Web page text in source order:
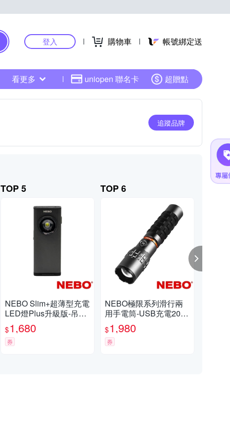
登入 購物車 帳號綁定送
看更多 uniopen 聯名卡 超贈點
追蹤品牌
TOP 5
NEBO Slim+超薄型充電
LED燈Plus升級版-吊卡
(NEB-6859-G)
$1,680
券
TOP 6
NEBO極限系列滑行兩
用手電筒-USB充電2000
流明 IP67(NEB-WLT-10
03-G)
$1,980
券